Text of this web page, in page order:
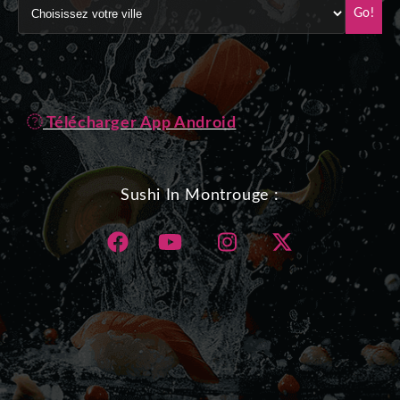
Go!
Télécharger App Android
Sushi In Montrouge :